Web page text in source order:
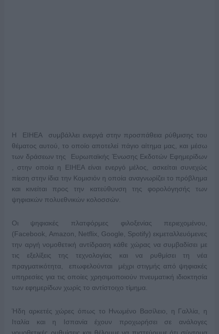
Η ΕΙΗΕΑ συμβάλλει ενεργά στην προσπάθεια ρύθμισης του
θέματος αυτού, το οποίο αποτελεί πάγιο αίτημα μας, και μέσω
των δράσεων της Ευρωπαϊκής Ένωσης Εκδοτών Εφημερίδων
, στην οποία η ΕΙΗΕΑ είναι ενεργό μέλος, ασκείται συνεχώς
πίεση στην ίδια την Κομισιόν η οποία αναγνωρίζει το πρόβλημα
και κινείται προς την κατεύθυνση της φορολόγησής των
ψηφιακών πολυεθνικών κολοσσών.
Οι ψηφιακές πλατφόρμες φιλοξενίας περιεχομένου,
(Facebook, Amazon, Netflix, Google, Spotify) εκμεταλλευόμενες
την αργή νομοθετική αντίδραση κάθε χώρας να συμβαδίσει με
τις εξελίξεις της τεχνολογίας και να ρυθμίσει τη νέα
πραγματικότητα, επωφελούνται μέχρι στιγμής από ψηφιακές
υπηρεσίες για τις οποίες χρησιμοποιούν πνευματική ιδιοκτησία
των εφημερίδων χωρίς το αντίστοιχο τίμημα.
Ήδη αρκετές χώρες όπως το Ηνωμένο Βασίλειο, η Γαλλία, η
Ιταλία και η Ισπανία έχουν προχωρήσει σε ανάλογες